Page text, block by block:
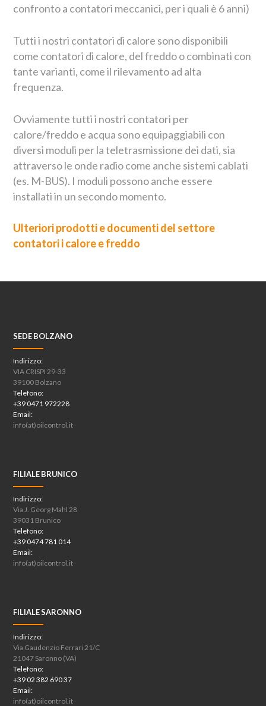
confronto a contatori meccanici, per i quali è 6 anni)
Tutti i nostri contatori di calore sono disponibili
come contatori di calore, del freddo o combinati con
tante varianti, come il rilevamento ad alta
frequenza.
Ovviamente tutti i nostri contatori per
calore/freddo e acqua sono equipaggiabili con
diversi moduli per la teletrasmissione dei dati, sia
attraverso le onde radio come anche sistemi cablati
(es. M-BUS). I moduli possono anche essere
installati in un secondo momento.
Ulteriori prodotti e documenti del settore
contatori i calore e freddo
SEDE BOLZANO
Indirizzo:
VIA CRISPI 29-33
39100 Bolzano
Telefono:
+39 0471 972228
Email:
info(at)oilcontrol.it
FILIALE BRUNICO
Indirizzo:
Via J. Georg Mahl 28
39031 Brunico
Telefono:
+39 0474 781 014
Email:
info(at)oilcontrol.it
FILIALE SARONNO
Indirizzo:
Via Gaudenzio Ferrari 21/C
21047 Saronno (VA)
Telefono:
+39 02 382 690 37
Email:
info(at)oilcontrol.it